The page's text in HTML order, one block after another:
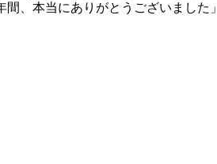
、本当にありがとうございました」